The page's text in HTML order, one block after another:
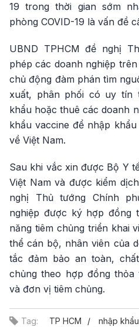
19 trong thời gian sớm
phòng COVID-19 là vấn đề
UBND TPHCM đề nghị
phép các doanh nghiệp
chủ động đàm phán tìm
xuất, phân phối có uy tín
khẩu hoặc thuê các doanh
khẩu vaccine để nhập khẩu
về Việt Nam.
Sau khi vắc xin được Bộ Y
Việt Nam và được kiểm
nghị Thủ tướng Chính
nghiệp được ký hợp đồng
năng tiêm chủng triển khai
thể cán bộ, nhân viên của
tắc đảm bảo an toàn,
chủng theo hợp đồng thỏa
và đơn vị tiêm chủng.
Tag: TP HCM nhập